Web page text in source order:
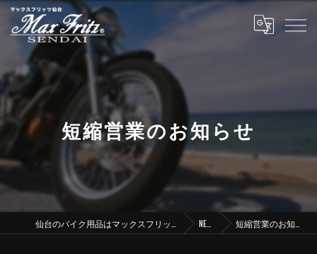
短縮営業のお知らせ
NEWS 短縮営業のお知らせ